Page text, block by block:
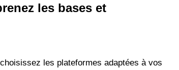
les bases et
les plateformes adaptées à vos